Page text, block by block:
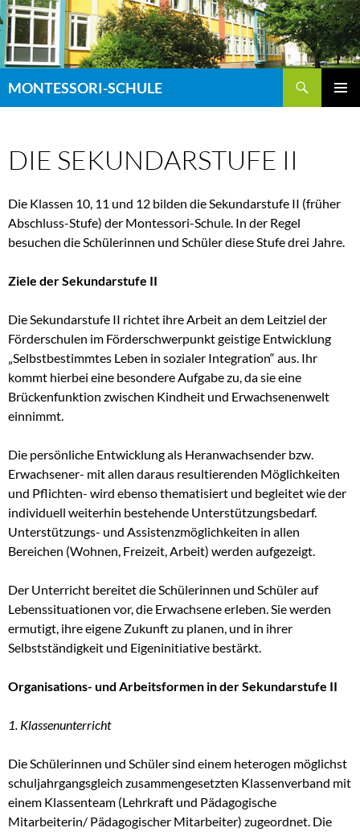
Zum
Inhalt
springen
MONTESSORI-SCHULE
DIE SEKUNDARSTUFE II
Die Klassen 10, 11 und 12 bilden die Sekundarstufe II (früher
Abschluss-Stufe) der Montessori-Schule. In der Regel
besuchen die Schülerinnen und Schüler diese Stufe drei Jahre.
Ziele der Sekundarstufe II
Die Sekundarstufe II richtet ihre Arbeit an dem Leitziel der
Förderschulen im Förderschwerpunkt geistige Entwicklung
„Selbstbestimmtes Leben in sozialer Integration“ aus. Ihr
kommt hierbei eine besondere Aufgabe zu, da sie eine
Brückenfunktion zwischen Kindheit und Erwachsenenwelt
einnimmt.
Die persönliche Entwicklung als Heranwachsender bzw.
Erwachsener- mit allen daraus resultierenden Möglichkeiten
und Pflichten- wird ebenso thematisiert und begleitet wie der
individuell weiterhin bestehende Unterstützungsbedarf.
Unterstützungs- und Assistenzmöglichkeiten in allen
Bereichen (Wohnen, Freizeit, Arbeit) werden aufgezeigt.
Der Unterricht bereitet die Schülerinnen und Schüler auf
Lebenssituationen vor, die Erwachsene erleben. Sie werden
ermutigt, ihre eigene Zukunft zu planen, und in ihrer
Selbstständigkeit und Eigeninitiative bestärkt.
Organisations- und Arbeitsformen in der Sekundarstufe II
1. Klassenunterricht
Die Schülerinnen und Schüler sind einem heterogen möglichst
schuljahrgangsgleich zusammengesetzten Klassenverband mit
einem Klassenteam (Lehrkraft und Pädagogische
Mitarbeiterin/ Pädagogischer Mitarbeiter) zugeordnet. Die